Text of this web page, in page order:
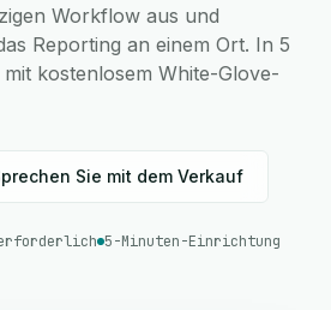
Workflow aus und
Reporting an einem Ort. In 5
kostenlosem White-Glove-
Sie mit dem Verkauf
erforderlich 5-Minuten-Einrichtung